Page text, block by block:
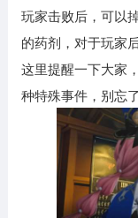
玩家击败后，可以
的药剂，对于玩家
这里提醒一下大家
种特殊事件，别忘